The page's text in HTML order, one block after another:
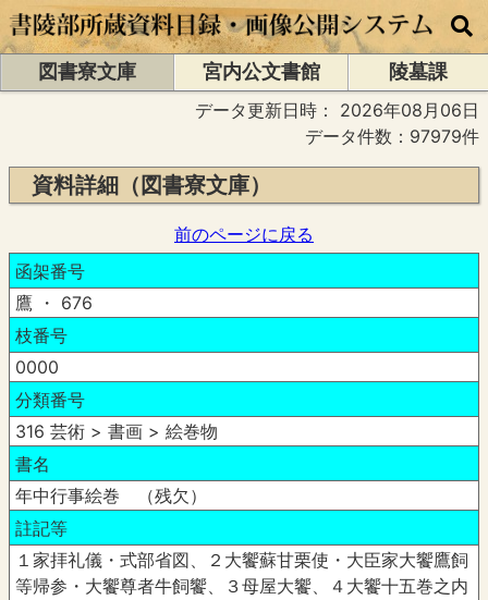
図書寮文庫 宮内公文書館
陵墓課
データ更新日時： 2026年08月06日
データ件数：97979件
資料詳細（図書寮文庫）
前のページに戻る
函架番号
鷹 ・ 676
枝番号
0000
分類番号
316 芸術 > 書画 > 絵巻物
書名
年中行事絵巻 （残欠）
註記等
１家拝礼儀・式部省図、２大饗蘇甘栗使・大臣家大饗鷹飼
等帰参・大饗尊者牛飼饗、３母屋大饗、４大饗十五巻之内